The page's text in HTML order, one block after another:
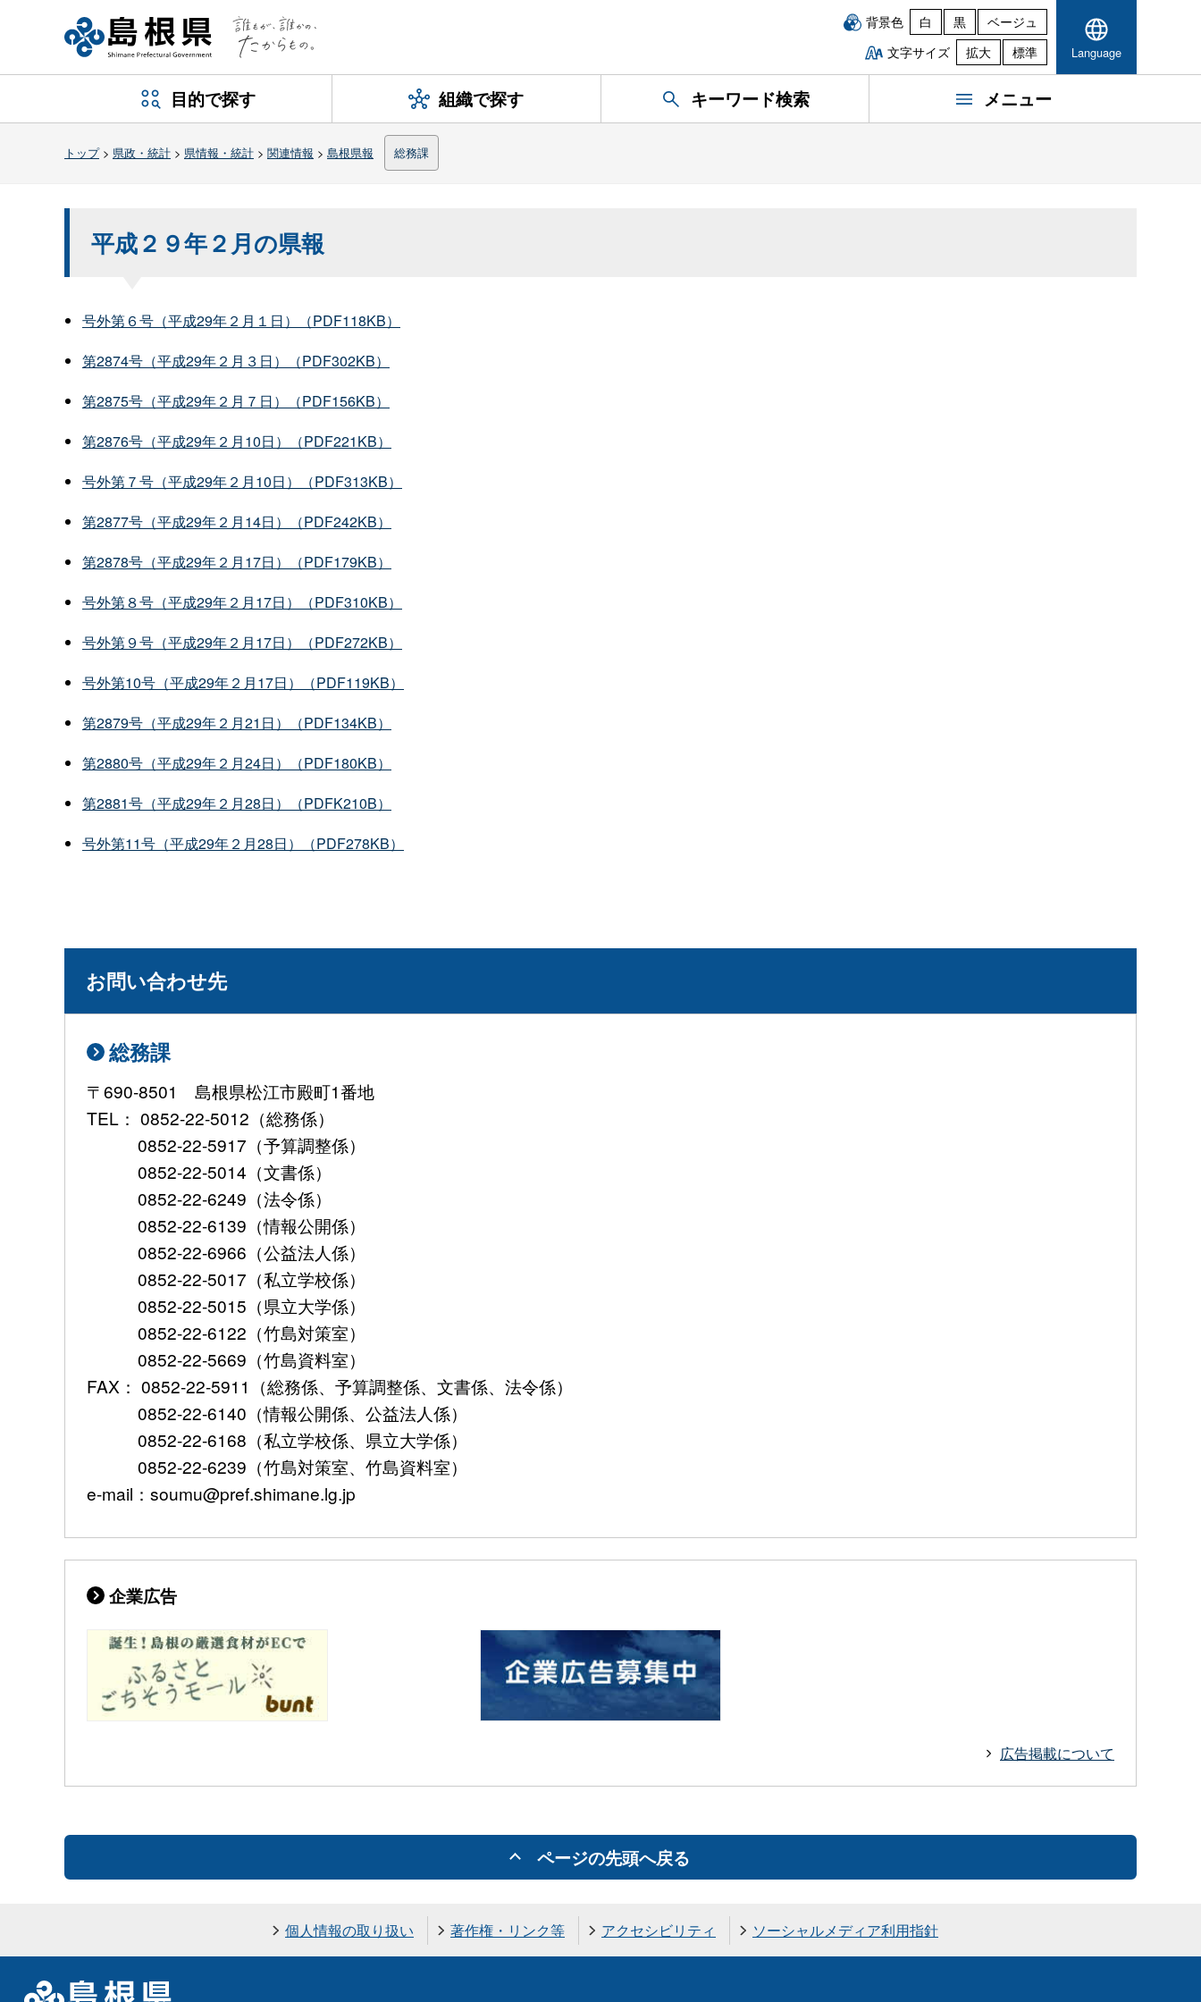
背景色 白 黒
ベージュ
文字サイズ
拡大 標準 Language
目的で探す 組織で探す キーワード検索 メニュー
トップ> 県政・統計 > 県情報・統計 > 関連情報 > 島根県報 総務課
平成２９年２月の県報
号外第６号（平成29年２月１日）（PDF118KB）
第2874号（平成29年２月３日）（PDF302KB）
第2875号（平成29年２月７日）（PDF156KB）
第2876号（平成29年２月10日）（PDF221KB）
号外第７号（平成29年２月10日）（PDF313KB）
第2877号（平成29年２月14日）（PDF242KB）
第2878号（平成29年２月17日）（PDF179KB）
号外第８号（平成29年２月17日）（PDF310KB）
号外第９号（平成29年２月17日）（PDF272KB）
号外第10号（平成29年２月17日）（PDF119KB）
第2879号（平成29年２月21日）（PDF134KB）
第2880号（平成29年２月24日）（PDF180KB）
第2881号（平成29年２月28日）（PDFK210B）
号外第11号（平成29年２月28日）（PDF278KB）
お問い合わせ先
総務課
〒690-8501 島根県松江市殿町1番地
TEL： 0852-22-5012（総務係）
0852-22-5917（予算調整係）
0852-22-5014（文書係）
0852-22-6249（法令係）
0852-22-6139（情報公開係）
0852-22-6966（公益法人係）
0852-22-5017（私立学校係）
0852-22-5015（県立大学係）
0852-22-6122（竹島対策室）
0852-22-5669（竹島資料室）
FAX： 0852-22-5911（総務係、予算調整係、文書係、法令係）
0852-22-6140（情報公開係、公益法人係）
0852-22-6168（私立学校係、県立大学係）
0852-22-6239（竹島対策室、竹島資料室）
e-mail：soumu@pref.shimane.lg.jp
企業広告
広告掲載について
ページの先頭へ戻る
個人情報の取り扱い 著作権・リンク等 アクセシビリティ ソーシャルメディア利用指針